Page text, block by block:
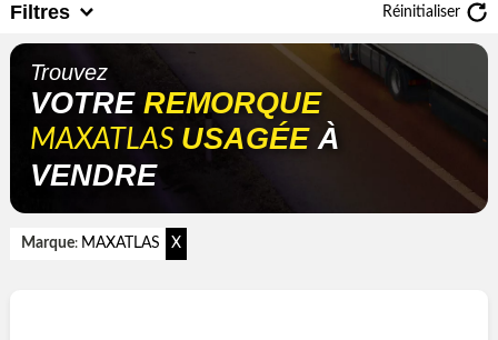
Filtres Réinitialiser
Trouvez
VOTRE REMORQUE
MAXATLAS USAGÉEÀ
VENDRE
Marque: MAXATLAS X